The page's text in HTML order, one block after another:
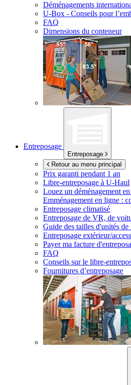
Déménagements
U-Box - Conseils pour
FAQ
Dimensions du conteneur
Entreposage
Entreposage
Retour au menu principal
Prix garanti pendant 1 an
Libre-entreposage à U-Haul
Louez un déménagement
Emménagement en ligne :
Entreposage climatisé
Entreposage de VR, de
Guide des tailles d'unités de
Entreposage extérieur/
Payer ma facture
FAQ
Conseils sur le libre-
Fournitures d’entreposage